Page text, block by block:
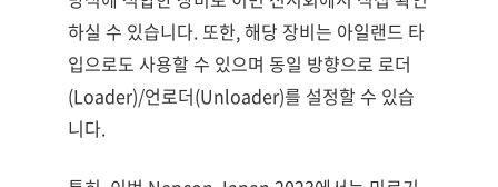
하실 수 있습니다. 또한, 해당 장비는 아일랜드 타
입으로도 사용할 수 있으며 동일 방향으로 로더
(Loader)/언로더(Unloader)를 설정할 수 있습
니다.